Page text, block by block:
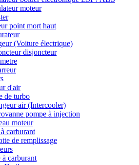
moteur
point mort haut
(Voiture électrique)
disjoncteur
d'air
de turbo
air (Intercooler)
pompe à injection
moteur
carburant
de remplissage
à carburant